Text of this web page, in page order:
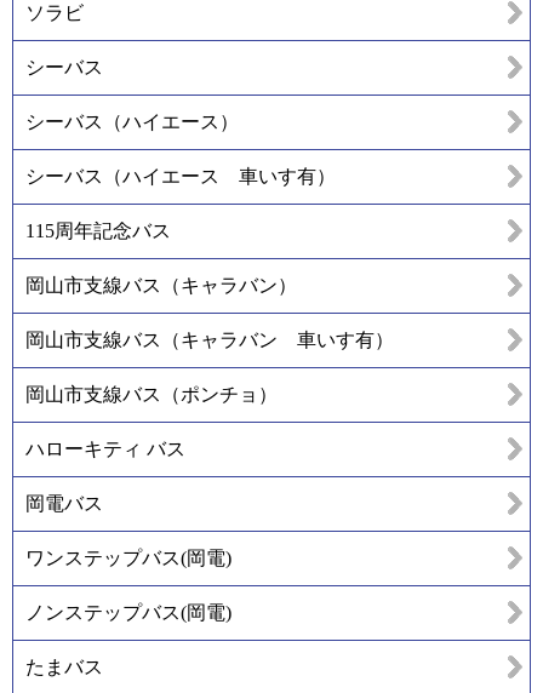
ソラビ
シーバス
シーバス（ハイエース）
シーバス（ハイエース 車いす有）
115周年記念バス
岡山市支線バス（キャラバン）
岡山市支線バス（キャラバン 車いす有）
岡山市支線バス（ポンチョ）
ハローキティ バス
岡電バス
ワンステップバス(岡電)
ノンステップバス(岡電)
たまバス